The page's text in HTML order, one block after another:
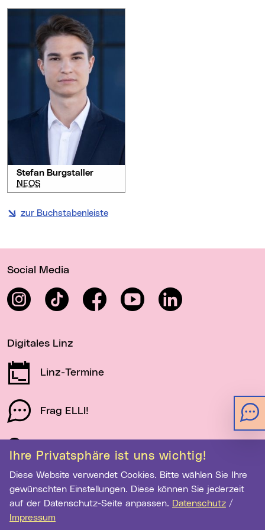
Ihre Privatsphäre ist uns wichtig!
Diese Website verwendet Cookies. Bitte wählen Sie Ihre
gewünschten Einstellungen. Diese können Sie jederzeit
auf der Datenschutz-Seite anpassen. Datenschutz /
Impressum
Stefan Burgstaller
NEOS
zur Buchstabenleiste
Social Media
InstagramTikTok FacebookYouTube LinkedIn
Digitales Linz
Linz-Termine
Frag ELLI!
Schau auf Linz
Newsletter-Anmeldung
E-Mail-Adresse eingeben